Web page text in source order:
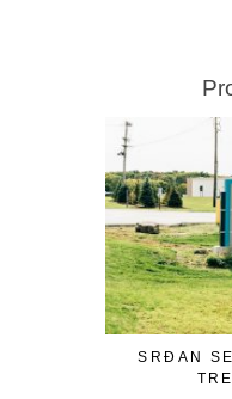
SRĐAN